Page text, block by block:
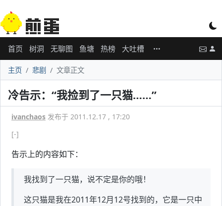
首页 树洞 无聊图 鱼塘 热榜 大吐槽
主页 悲剧 文章正文
冷告示：“我捡到了一只猫……”
ivanchaos 发布于 2011.12.17 , 17:20
[-]
告示上的内容如下：
我找到了一只猫，说不定是你的哦！
这只猫是我在2011年12月12号找到的，它是一只中